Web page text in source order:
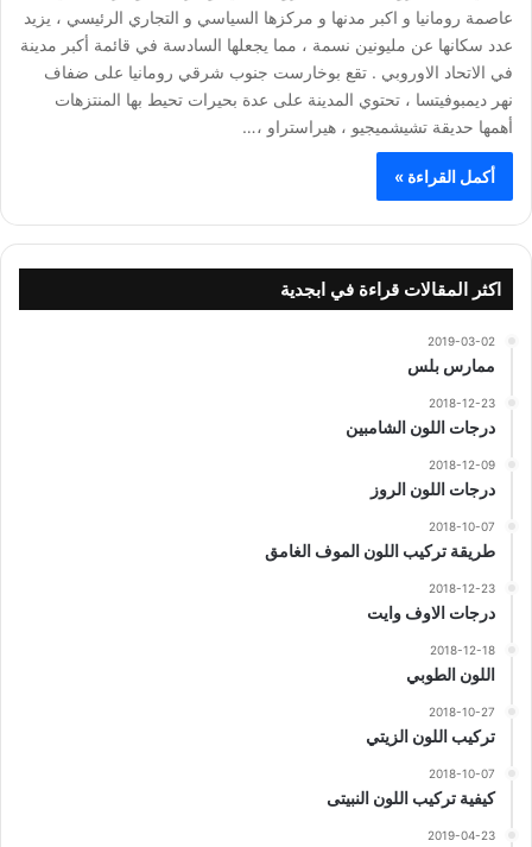
عاصمة رومانيا و اكبر مدنها و مركزها السياسي و التجاري الرئيسي ، يزيد
عدد سكانها عن مليونين نسمة ، مما يجعلها السادسة في قائمة أكبر مدينة
في الاتحاد الاوروبي . تقع بوخارست جنوب شرقي رومانيا على ضفاف
نهر ديمبوفيتسا ، تحتوي المدينة على عدة بحيرات تحيط بها المنتزهات
أهمها حديقة تشيشميجيو ، هيراستراو ،…
أكمل القراءة »
اكثر المقالات قراءة في ابجدية
2019-03-02
ممارس بلس
2018-12-23
درجات اللون الشامبين
2018-12-09
درجات اللون الروز
2018-10-07
طريقة تركيب اللون الموف الغامق
2018-12-23
درجات الاوف وايت
2018-12-18
اللون الطوبي
2018-10-27
تركيب اللون الزيتي
2018-10-07
كيفية تركيب اللون النبيتى
2019-04-23